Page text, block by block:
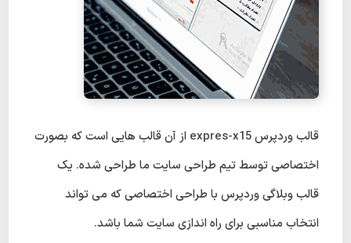
قالب وردپرس expres-x15 از آن قالب هایی است که بصورت
اختصاصی توسط تیم طراحی سایت ما طراحی شده. یک
قالب وبلاگی وردپرس با طراحی اختصاصی که می تواند
انتخاب مناسبی برای راه اندازی سایت شما باشد.